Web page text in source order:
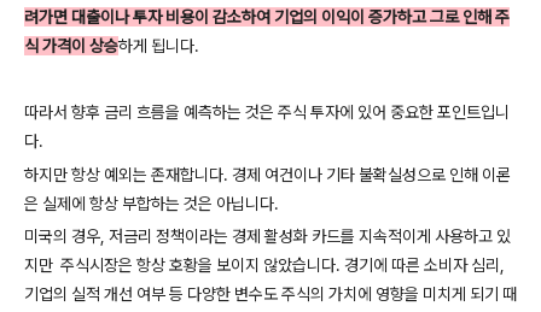
려가면 대출이나 투자 비용이 감소하여 기업의 이익이 증가하고 그로 인해 주
식 가격이 상승하게 됩니다.
따라서 향후 금리 흐름을 예측하는 것은 주식 투자에 있어 중요한 포인트입니
다.
하지만 항상 예외는 존재합니다. 경제 여건이나 기타 불확실성으로 인해 이론
은 실제에 항상 부합하는 것은 아닙니다.
미국의 경우, 저금리 정책이라는 경제 활성화 카드를 지속적이게 사용하고 있
지만 주식시장은 항상 호황을 보이지 않았습니다. 경기에 따른 소비자 심리,
기업의 실적 개선 여부 등 다양한 변수도 주식의 가치에 영향을 미치게 되기 때